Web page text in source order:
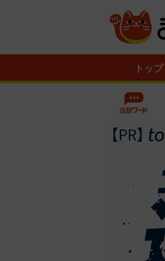
トップ